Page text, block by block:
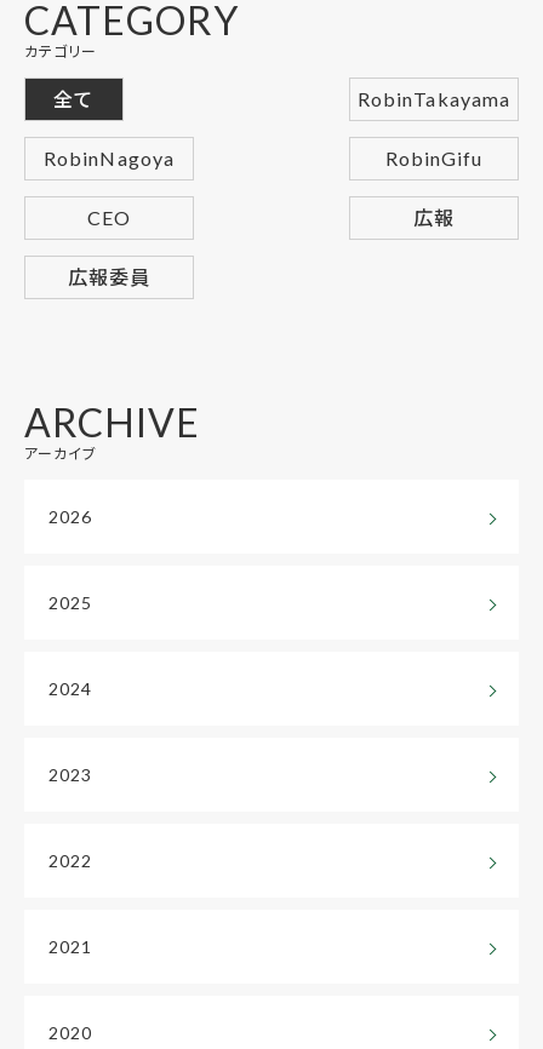
CATEGORY
カテゴリー
全て RobinTakayama
RobinNagoya RobinGifu
CEO 広報
広報委員
ARCHIVE
アーカイブ
2026
2025
2024
2023
2022
2021
2020